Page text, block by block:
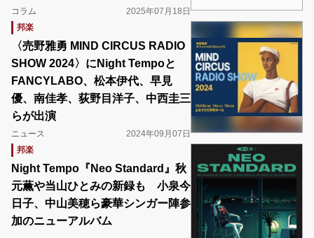
コラム
2025年07月18日
邦楽
〈売野雅勇 MIND CIRCUS RADIO
SHOW 2024〉にNight Tempoと
FANCYLABO、松本伊代、早見
優、南佳孝、荻野目洋子、中西圭三
らが出演
ニュース
2024年09月07日
邦楽
Night Tempo『Neo Standard』秋
元薫や当山ひとみの新録も 小泉今
日子、中山美穂ら豪華シンガー陣参
加のニューアルバム